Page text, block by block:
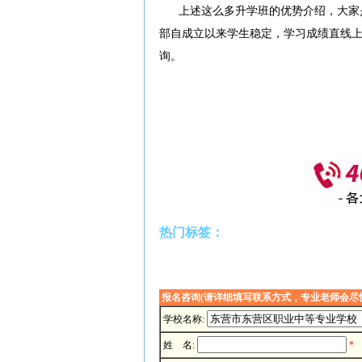
上述这么多升学班的优势介绍，大
部自成立以来学生稳定，学习成绩直线
询。
热门标签：
报名咨询(请详细填写联系方式，专业老师会
学校名称:
姓 名: *